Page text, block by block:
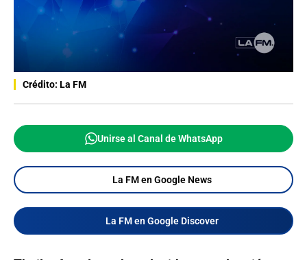
Crédito: La FM
Unirse al Canal de WhatsApp
La FM en Google News
La FM en Google Discover